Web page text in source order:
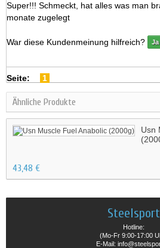
Super!!! Schmeckt, hat alles was man
monate zugelegt
War diese Kundenmeinung hilfreich? Ja
Seite: 1
Ähnliche Produkte
Usn
43,48 €
Steelsport
Hotline:
(Mo-Fr 9:00-17:00
E-Mail: